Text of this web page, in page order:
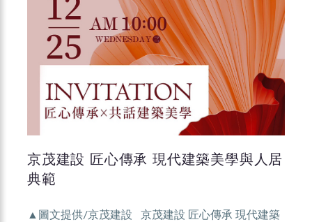
京茂建設 匠心傳承 現代建築美學與人居
典範
▲圖文提供/京茂建設 京茂建設 匠心傳承 現代建築